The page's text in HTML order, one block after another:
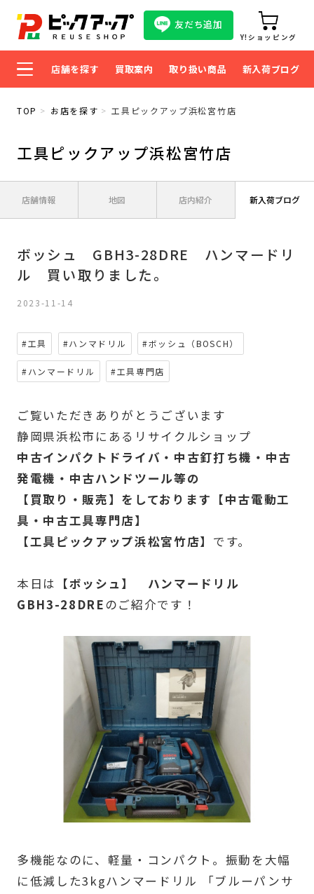
友だち追加
Y!ショッピング
店舗を探す 買取案内 取り扱い商品 新入荷ブログ
TOP お店を探す 工具ピックアップ浜松宮竹店
工具ピックアップ浜松宮竹店
店舗情報 地図 店内紹介 新入荷ブログ
ボッシュ GBH3-28DRE ハンマードリ
ル 買い取りました。
2023-11-14
#工具 #ハンマドリル #ボッシュ（BOSCH）
#ハンマードリル #工具専門店
ご覧いただきありがとうございます
静岡県浜松市にあるリサイクルショップ
中古インパクトドライバ・中古釘打ち機・中古
発電機・中古ハンドツール等の
【買取り・販売】をしております【中古電動工
具・中古工具専門店】
【工具ピックアップ浜松宮竹店】 です。
本日は 【ボッシュ】 ハンマードリル
GBH3-28DREのご紹介です！
多機能なのに、軽量・コンパクト。振動を大幅
に低減した3kgハンマードリル 「ブルーパンサ